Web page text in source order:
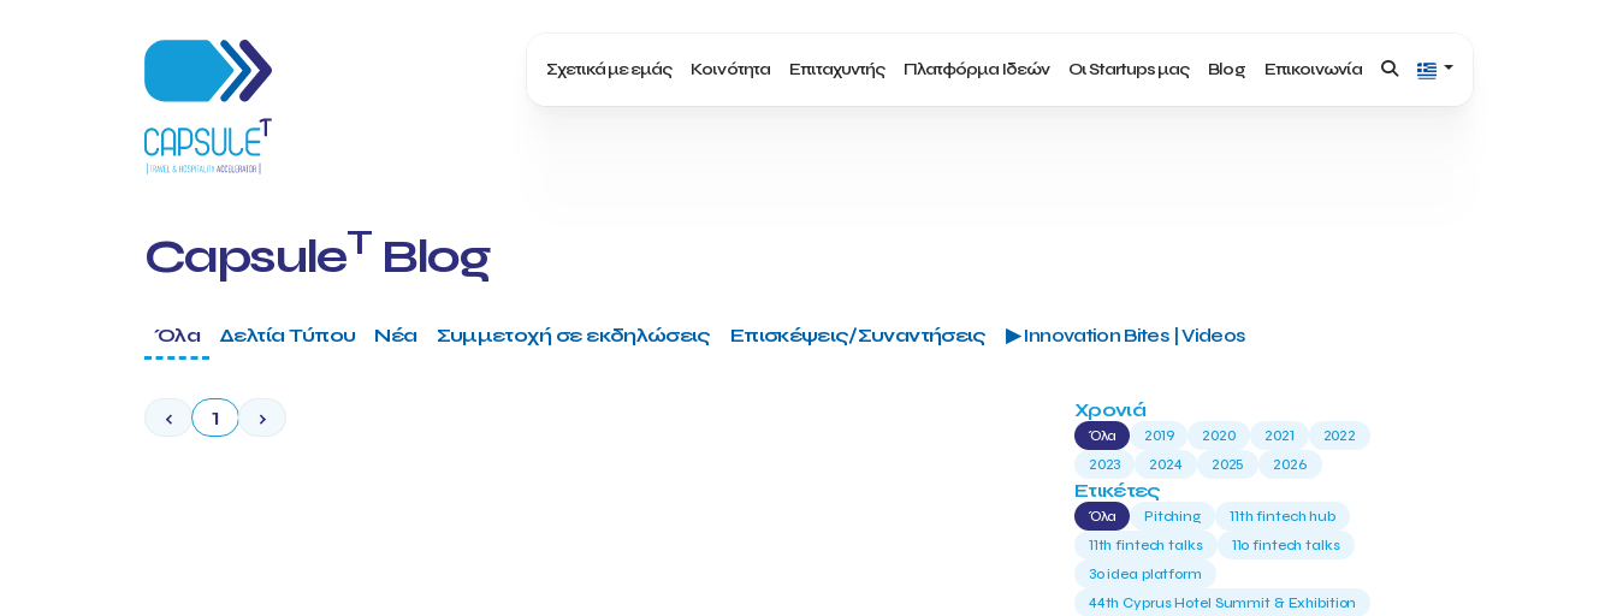
Σχετικά με εμάς Κοινότητα Επιταχυντής Πλατφόρμα Ιδεών Οι Startups μας Blog Επικοινωνία
CapsuleT Blog
Όλα Δελτία Τύπου Νέα Συμμετοχή σε εκδηλώσεις Επισκέψεις/Συναντήσεις ▶ Innovation Bites | Videos
‹ 1 › Χρονιά
Όλα 2019 2020 2021
2022
2023
2024 2025 2026
Ετικέτες
Όλα Pitching
11th fintech hub
11th fintech talks
11ο fintech talks
3o idea platform
44th Cyprus Hotel Summit & Exhibition